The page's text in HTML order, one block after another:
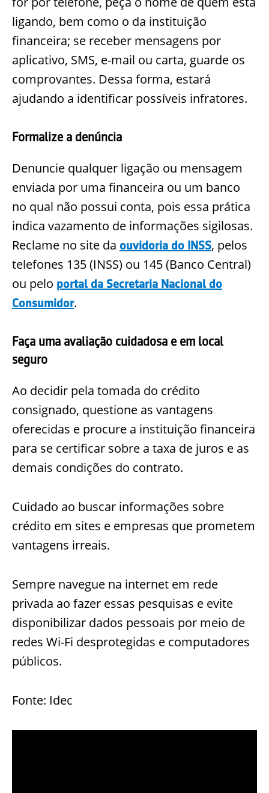
ligando, bem como o da instituição
financeira; se receber mensagens por
aplicativo, SMS, e-mail ou carta, guarde os
comprovantes. Dessa forma, estará
ajudando a identificar possíveis infratores.
Formalize a denúncia
Denuncie qualquer ligação ou mensagem
enviada por uma financeira ou um banco
no qual não possui conta, pois essa prática
indica vazamento de informações sigilosas.
Reclame no site da ouvidoria do INSS, pelos
telefones 135 (INSS) ou 145 (Banco Central)
ou pelo portal da Secretaria Nacional do
Consumidor.
Faça uma avaliação cuidadosa e em local
seguro
Ao decidir pela tomada do crédito
consignado, questione as vantagens
oferecidas e procure a instituição financeira
para se certificar sobre a taxa de juros e as
demais condições do contrato.
Cuidado ao buscar informações sobre
crédito em sites e empresas que prometem
vantagens irreais.
Sempre navegue na internet em rede
privada ao fazer essas pesquisas e evite
disponibilizar dados pessoais por meio de
redes Wi-Fi desprotegidas e computadores
públicos.
Fonte: Idec